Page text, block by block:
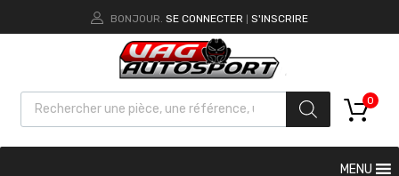
BONJOUR. SE CONNECTER S'INSCRIRE
0
MENU